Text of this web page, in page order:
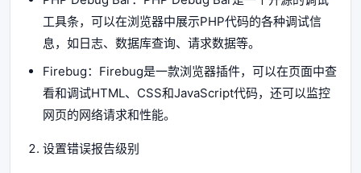
工具条，可以在浏览器中展示PHP代码的各种调试信
息，如日志、数据库查询、请求数据等。
Firebug：Firebug是一款浏览器插件，可以在页面中查
看和调试HTML、CSS和JavaScript代码，还可以监控
网页的网络请求和性能。
设置错误报告级别